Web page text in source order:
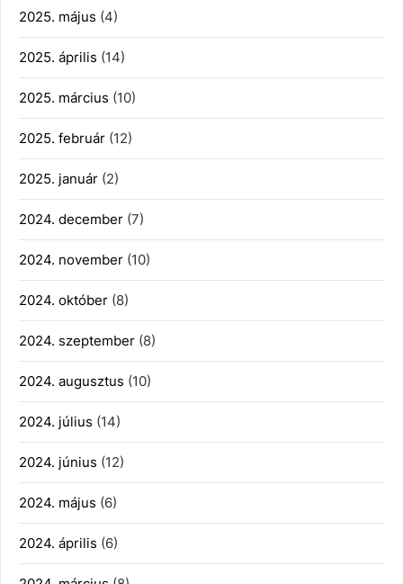
2025. május (4)
2025. április (14)
2025. március (10)
2025. február (12)
2025. január (2)
2024. december (7)
2024. november (10)
2024. október (8)
2024. szeptember (8)
2024. augusztus (10)
2024. július (14)
2024. június (12)
2024. május (6)
2024. április (6)